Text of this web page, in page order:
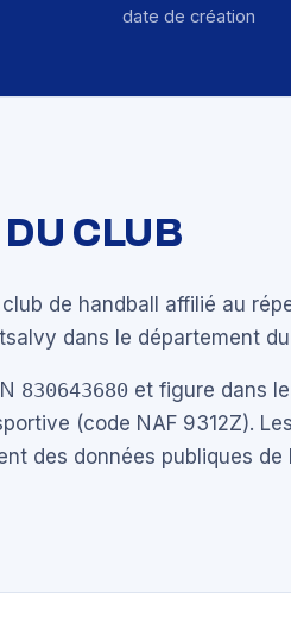
date de création
CLUB
de handball affilié au
dans le département
830643680 et figure dans
(code NAF 9312Z).
des données publiques de